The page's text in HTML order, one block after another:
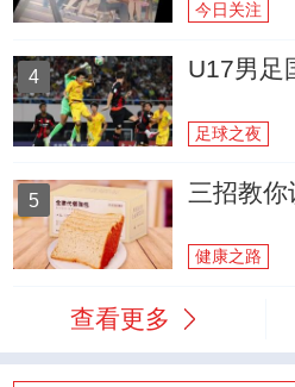
今日关注
4 U17男足
足球之夜
5 三招教
健康之路
查看更多